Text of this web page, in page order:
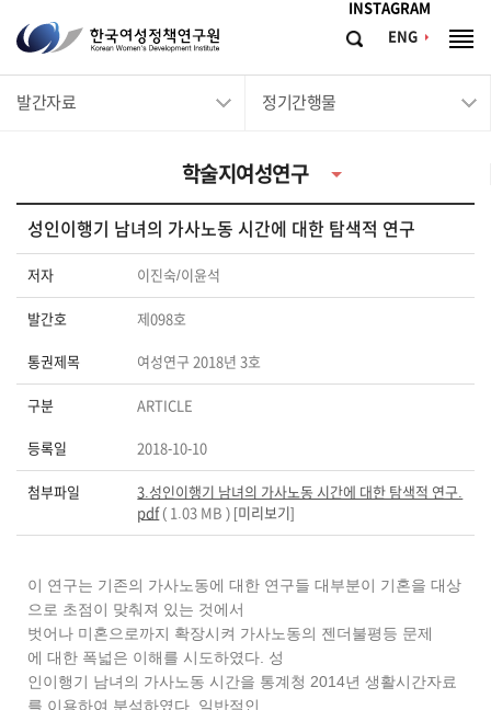
INSTAGRAM
ENG
한
국
여
연
구
원
Korean
Development
Institute
검
체
발간자료 정기간행물
학술지여성연구
성인이행기 남녀의 가사노동 시간에 대한 탐색적 연구
저자 이진숙/이윤석
발간호 제098호
통권제목 여성연구 2018년 3호
구분 ARTICLE
등록일 2018-10-10
첨부파일
3.성인이행기 남녀의 가사노동 시간에 대한 탐색적 연구.
pdf( 1.03 MB ) [미리보기]
이 연구는 기존의 가사노동에 대한 연구들 대부분이 기혼을 대상
으로 초점이 맞춰져 있는 것에서
벗어나 미혼으로까지 확장시켜 가사노동의 젠더불평등 문제
에 대한 폭넓은 이해를 시도하였다. 성
인이행기 남녀의 가사노동 시간을 통계청 2014년 생활시간자료
를 이용하여 분석하였다. 일반적인